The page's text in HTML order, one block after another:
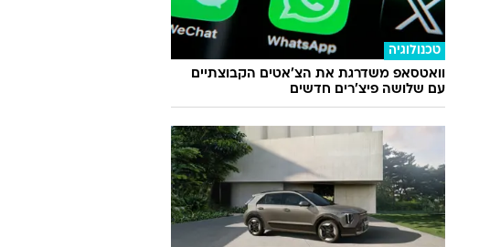
טכנולוגיה
וואטסאפ משדרגת את הצ'אטים הקבוצתיים
עם שלושה פיצ'רים חדשים